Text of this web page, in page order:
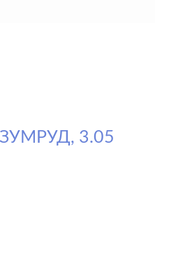
3.05